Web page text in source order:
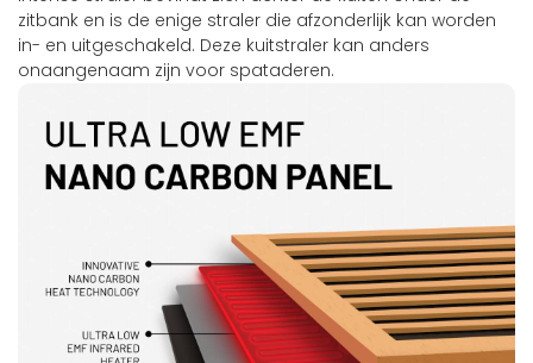
zitbank en is de enige straler die afzonderlijk kan worden
in- en uitgeschakeld. Deze kuitstraler kan anders
onaangenaam zijn voor spataderen.